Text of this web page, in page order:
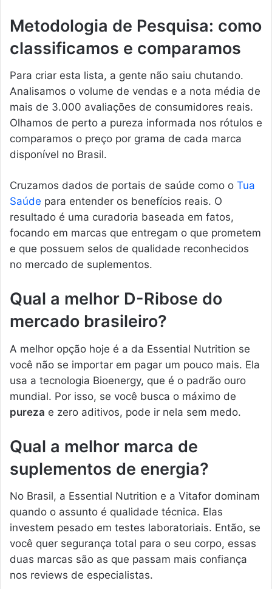
Metodologia de Pesquisa: como
classificamos e comparamos
Para criar esta lista, a gente não saiu chutando.
Analisamos o volume de vendas e a nota média de
mais de 3.000 avaliações de consumidores reais.
Olhamos de perto a pureza informada nos rótulos e
comparamos o preço por grama de cada marca
disponível no Brasil.
Cruzamos dados de portais de saúde como o Tua
Saúde para entender os benefícios reais. O
resultado é uma curadoria baseada em fatos,
focando em marcas que entregam o que prometem
e que possuem selos de qualidade reconhecidos
no mercado de suplementos.
Qual a melhor D-Ribose do
mercado brasileiro?
A melhor opção hoje é a da Essential Nutrition se
você não se importar em pagar um pouco mais. Ela
usa a tecnologia Bioenergy, que é o padrão ouro
mundial. Por isso, se você busca o máximo de
pureza e zero aditivos, pode ir nela sem medo.
Qual a melhor marca de
suplementos de energia?
No Brasil, a Essential Nutrition e a Vitafor dominam
quando o assunto é qualidade técnica. Elas
investem pesado em testes laboratoriais. Então, se
você quer segurança total para o seu corpo, essas
duas marcas são as que passam mais confiança
nos reviews de especialistas.